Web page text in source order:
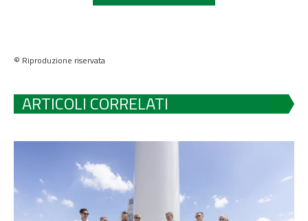
© Riproduzione riservata
ARTICOLI CORRELATI